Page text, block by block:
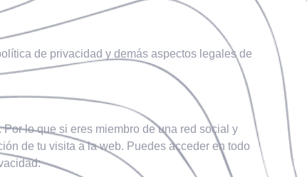
de privacidad y demás aspectos legales de
lo que si eres miembro de una red social y
de tu visita a la web. Puedes acceder en todo